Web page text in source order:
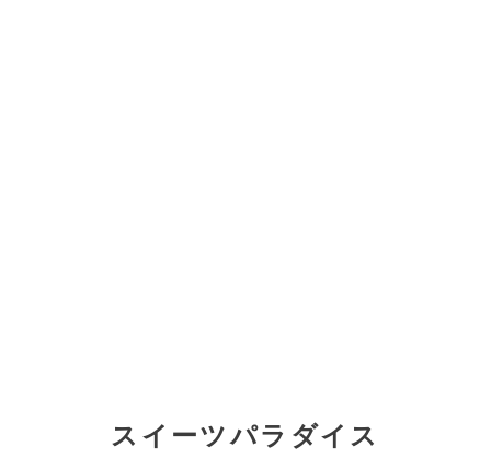
スイーツパラダイス